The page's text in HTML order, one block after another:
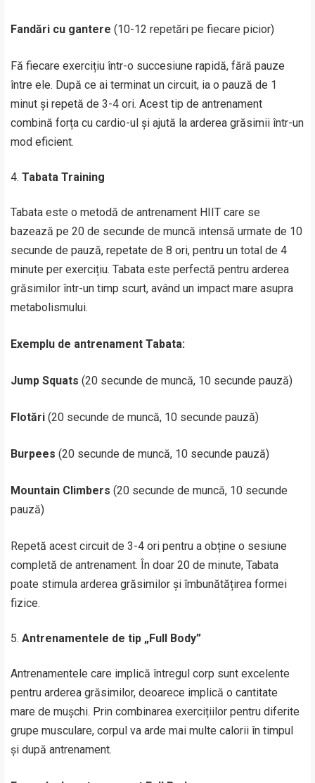
Fandări cu gantere (10-12 repetări pe fiecare picior)
Fă fiecare exercițiu într-o succesiune rapidă, fără pauze
între ele. După ce ai terminat un circuit, ia o pauză de 1
minut și repetă de 3-4 ori. Acest tip de antrenament
combină forța cu cardio-ul și ajută la arderea grăsimii într-un
mod eficient.
Tabata Training
Tabata este o metodă de antrenament HIIT care se
bazează pe 20 de secunde de muncă intensă urmate de 10
secunde de pauză, repetate de 8 ori, pentru un total de 4
minute per exercițiu. Tabata este perfectă pentru arderea
grăsimilor într-un timp scurt, având un impact mare asupra
metabolismului.
Exemplu de antrenament Tabata:
Jump Squats (20 secunde de muncă, 10 secunde pauză)
Flotări (20 secunde de muncă, 10 secunde pauză)
Burpees (20 secunde de muncă, 10 secunde pauză)
Mountain Climbers (20 secunde de muncă, 10 secunde
pauză)
Repetă acest circuit de 3-4 ori pentru a obține o sesiune
completă de antrenament. În doar 20 de minute, Tabata
poate stimula arderea grăsimilor și îmbunătățirea formei
fizice.
Antrenamentele de tip „Full Body”
Antrenamentele care implică întregul corp sunt excelente
pentru arderea grăsimilor, deoarece implică o cantitate
mare de mușchi. Prin combinarea exercițiilor pentru diferite
grupe musculare, corpul va arde mai multe calorii în timpul
și după antrenament.